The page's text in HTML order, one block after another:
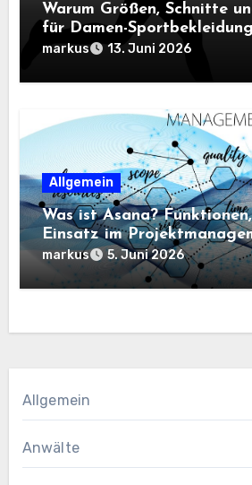
Warum Größen, Schnitte
für Damen-Sportbekleidung
entscheidend sind
markus 13. Juni 2026
Allgemein
Was ist Asana?
Einsatz im
markus 5. Juni 2026
Allgemein
Anwälte